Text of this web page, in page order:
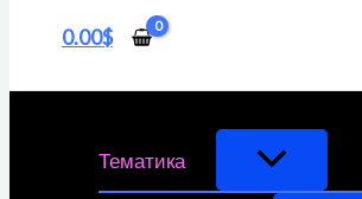
0.00$
Тематика